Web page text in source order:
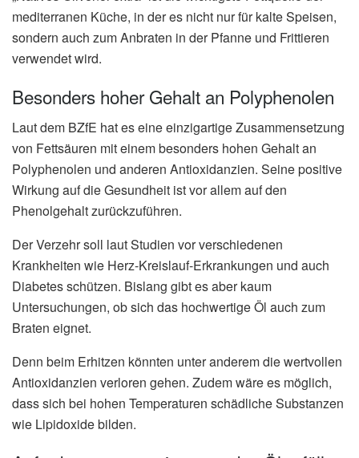
mediterranen Küche, in der es nicht nur für kalte Speisen,
sondern auch zum Anbraten in der Pfanne und Frittieren
verwendet wird.
Besonders hoher Gehalt an Polyphenolen
Laut dem BZfE hat es eine einzigartige Zusammensetzung
von Fettsäuren mit einem besonders hohen Gehalt an
Polyphenolen und anderen Antioxidanzien. Seine positive
Wirkung auf die Gesundheit ist vor allem auf den
Phenolgehalt zurückzuführen.
Der Verzehr soll laut Studien vor verschiedenen
Krankheiten wie Herz-Kreislauf-Erkrankungen und auch
Diabetes schützen. Bislang gibt es aber kaum
Untersuchungen, ob sich das hochwertige Öl auch zum
Braten eignet.
Denn beim Erhitzen könnten unter anderem die wertvollen
Antioxidanzien verloren gehen. Zudem wäre es möglich,
dass sich bei hohen Temperaturen schädliche Substanzen
wie Lipidoxide bilden.